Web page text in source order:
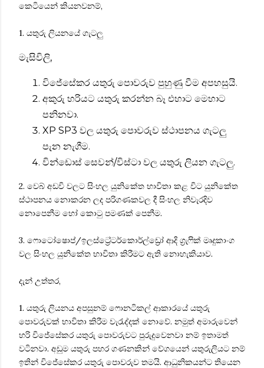
කෙටියෙන් කියනවනම්,
1. යතුරු ලියනයේ ගැටලු
මැසිවිලි,
විජේසේකර යතුරු පොවරුව පුහුණු වීම අපහසුයි.
අකුරු හරියට යතුරු කරන්න බෑ එහාට මෙහාට
පනිනවා.
XP SP3 වල යතුරු පොවරුව ස්ථාපනය ගැටලු
පැන නැගීම.
වින්ඩොස් සෙවන්/විස්ටා වල යතුරු ලියන ගැටලු.
2. වෙබ් අඩවි වලට සිංහල යුනිකේත භාවිතා කළ විට යුනිකේත
ස්ථාපනය නොකරන ලද පරිගණකවල දී සිංහල නිවැරදිව
නොපෙනීම හෝ කොටු පමණක් පෙනීම.
3. ෆොටෝෂොප්/ඉලස්ට්‍රේටර්කොර්ල්ඩ්‍රෝ ආදි ග්‍රැෆික් මෘදුකාංග
වල සිංහල යුනිකේත භාවිතා කිරීමට ඇති ‍නොහැකියාව.
දැන් උත්තර,
1. යතුරු ලියනය අපසුනම් ෆොනටිකල් ආකාරයේ යතුරු
පොවරුවක් භාවිතා කිරීම වැරැද්දක් නොවේ. නමුත් අමාරුවෙන්
හරි විජේසේකර යතුරු පොවරුවට පුරුදුවෙනවා නම් ඉතාමත්
වටිනවා. අඩුම යතුරු පහර ගණනකින් වේගයෙන් යතුරුලියට නම්
ඉතින් විජේසේකර යතුරු පොවරුව තමයි. ආධුනිකයන්ට තියෙන